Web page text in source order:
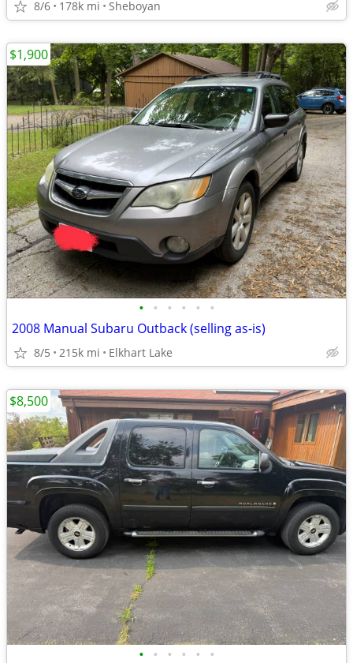
8/6 178k mi Sheboyan
• • • • • •
2008 Manual Subaru Outback (selling as-is)
8/5 215k mi Elkhart Lake
$1,900
• • • • • •
$8,500